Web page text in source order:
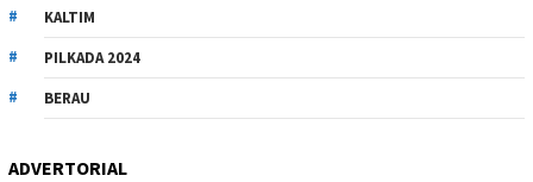
KALTIM
PILKADA 2024
BERAU
ADVERTORIAL